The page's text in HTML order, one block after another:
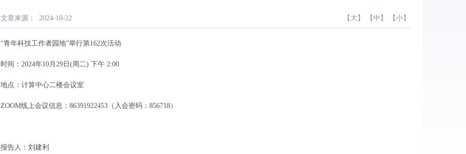
文章来源： 2024-10-22 【 大 】 【 中 】 【 小 】
“青年科技工作者园地”举行第162次活动
时间：2024年10月29日(周二) 下午 2:00
地点：计算中心二楼会议室
ZOOM线上会议信息：86391922453（入会密码：856718）
报告人：刘建利